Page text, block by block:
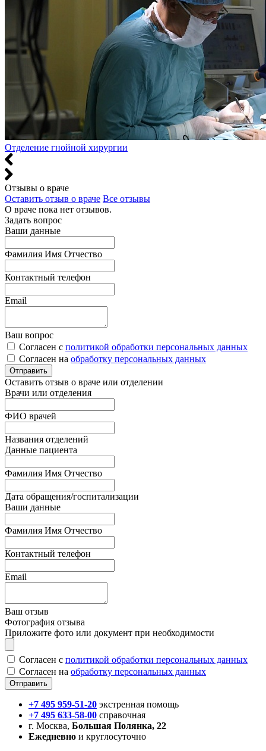
Отделение гнойной хирургии
Отзывы о враче
Оставить отзыв о враче Все отзывы
О враче пока нет отзывов.
Задать вопрос
Ваши данные
Фамилия Имя Отчество
Контактный телефон
Email
Ваш вопрос
Согласен с политикой обработки персональных данных
Согласен на обработку персональных данных
Оставить отзыв о враче или отделении
Врачи или отделения
ФИО врачей
Названия отделений
Данные пациента
Фамилия Имя Отчество
Дата обращения/госпитализации
Ваши данные
Фамилия Имя Отчество
Контактный телефон
Email
Ваш отзыв
Фотография отзыва
Приложите фото или документ при необходимости
Согласен с политикой обработки персональных данных
Согласен на обработку персональных данных
+7 495 959-51-20 экстренная помощь
+7 495 633-58-00 справочная
г. Москва, Большая Полянка, 22
Ежедневно и круглосуточно